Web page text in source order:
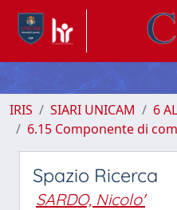
IRIS SIARI UNICAM
6
6.15 Componente di
Spazio Ricerca
SARDO, Nicolo'